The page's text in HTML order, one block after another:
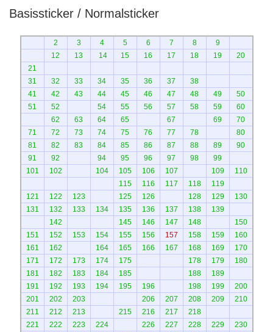
Basissticker / Normalsticker
2 3 4 5 6 7 8
9
12
13 14 15 16 17 18 19
20
21
31
32 33 34 35 36 37
38
41
42 43 44 45 46 47 48 49
50
51
52 54 55 56 57 58 59
60
62
63 64 65 67 69
70
71
72 73 74 75 76 77 78
80
81
82 83 84 85 86 87 88 89
90
91
92 94 95 96 97 98
99
101
102 104 105 106 107 109
110
115
116 117 118
119
121
122 123 125 126 128 129
130
131
132 133 134 135 136 137 138
139
142
145 146 147 148
150
151
152 153 154 155 156 157 158 159
160
161
162 164 165 166 167 168 169
170
171
172 173 174 175 178 179
180
181
182 183 184 185 188
189
191
192 193 194 195 196 198 199
200
201
202 203 206 207 208 209
210
211
212 213 215 216 217
218
221
222 223 224 226 227 228 229
230